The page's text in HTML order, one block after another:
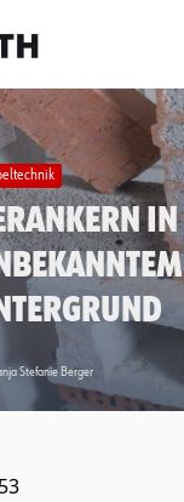
in
Stefanie Berger